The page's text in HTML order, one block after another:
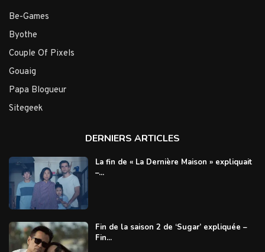
Be-Games
Byothe
Couple Of Pixels
Gouaig
Papa Blogueur
Sitegeek
DERNIERS ARTICLES
La fin de « La Dernière Maison » expliquait
–...
Fin de la saison 2 de ‘Sugar’ expliquée –
Fin...